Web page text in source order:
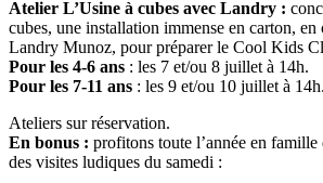
Atelier L’Usine à cubes avec Landry :
cubes, une installation immense en carton, en
Landry Munoz, pour préparer le Cool Kids
Pour les 4-6 ans : les 7 et/ou 8 juillet à 14h.
Pour les 7-11 ans : les 9 et/ou 10 juillet à 14h.
Ateliers sur réservation.
En bonus : profitons toute l’année en
des visites ludiques du samedi :